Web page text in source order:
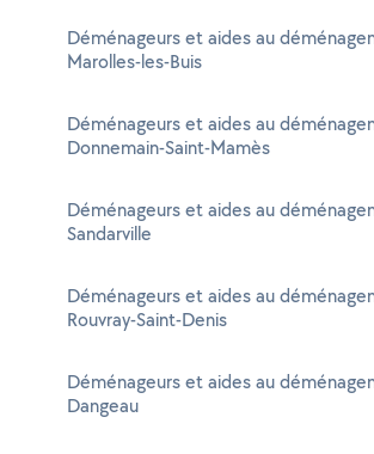
Déménageurs et aides au
Marolles-les-Buis
Déménageurs et aides au
Donnemain-Saint-Mamès
Déménageurs et aides au
Sandarville
Déménageurs et aides au
Rouvray-Saint-Denis
Déménageurs et aides au
Dangeau